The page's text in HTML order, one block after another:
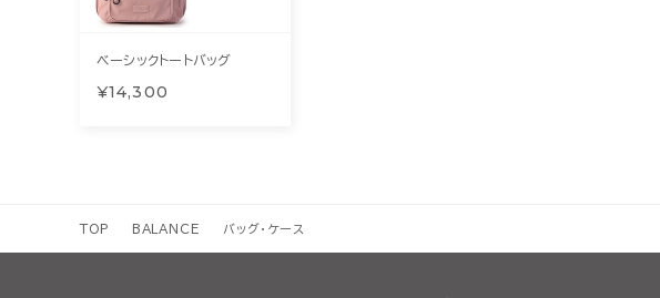
ベーシックトートバッグ
¥14,300
TOP BALANCE バッグ・ケース